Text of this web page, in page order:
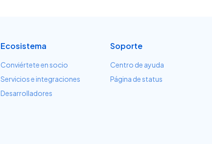
Ecosistema
Conviértete en socio
Servicios e integraciones
Desarrolladores
Soporte
Centro de ayuda
Página de status